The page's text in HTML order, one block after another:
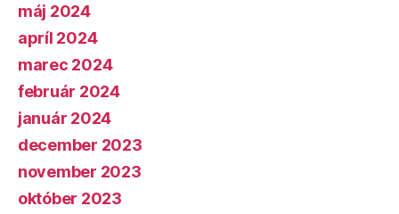
máj 2024
apríl 2024
marec 2024
február 2024
január 2024
december 2023
november 2023
október 2023